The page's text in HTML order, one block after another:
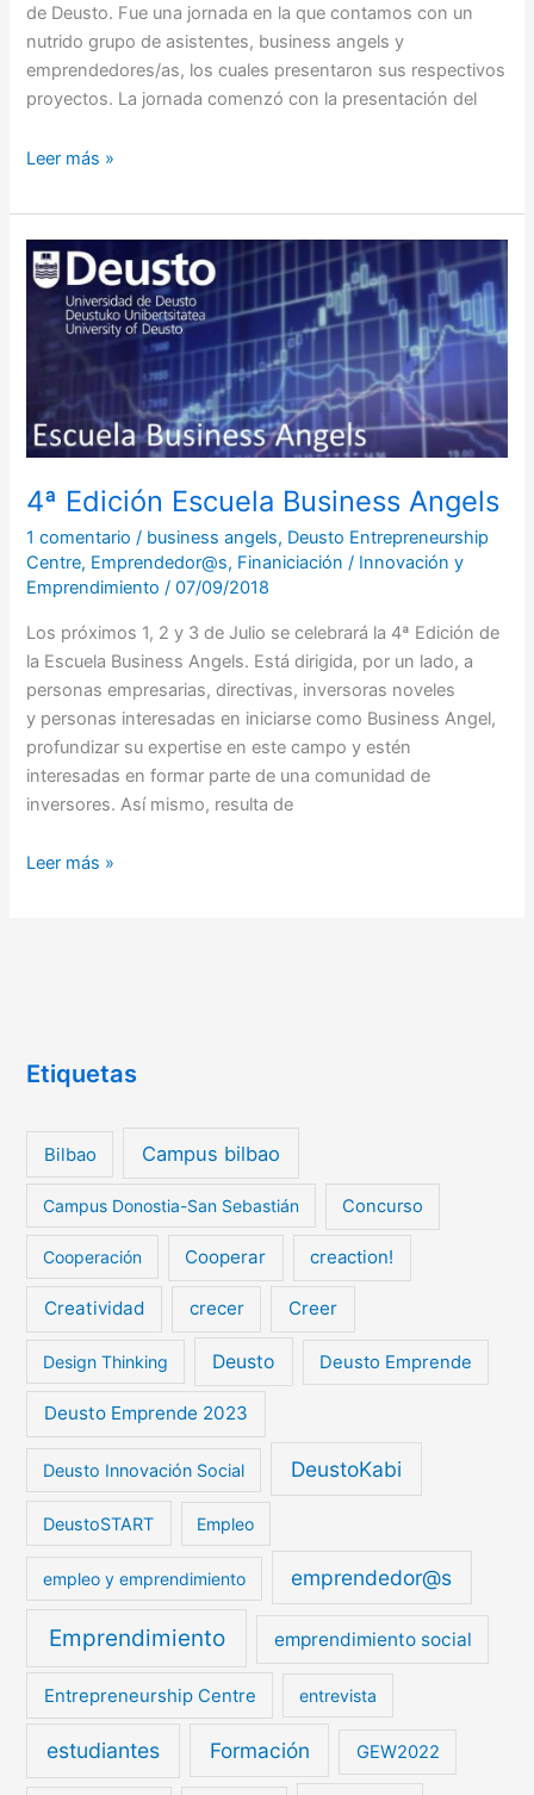
de Deusto. Fue una jornada en la que contamos con un
nutrido grupo de asistentes, business angels y
emprendedores/as, los cuales presentaron sus respectivos
proyectos. La jornada comenzó con la presentación del
Leer más »
4ª Edición Escuela Business Angels
1 comentario / business angels, Deusto Entrepreneurship
Centre, Emprendedor@s, Finaniciación / Innovación y
Emprendimiento/07/09/2018
Los próximos 1, 2 y 3 de Julio se celebrará la 4ª Edición de
la Escuela Business Angels. Está dirigida, por un lado, a
personas empresarias, directivas, inversoras noveles
y personas interesadas en iniciarse como Business Angel,
profundizar su expertise en este campo y estén
interesadas en formar parte de una comunidad de
inversores. Así mismo, resulta de
4ª
Edición
Escuela
Business
Leer más »
Etiquetas
Bilbao Campus bilbao
Campus Donostia-San Sebastián Concurso
Cooperación Cooperar creaction!
Creatividad crecer Creer
Design Thinking Deusto Deusto Emprende
Deusto Emprende 2023
Deusto Innovación Social DeustoKabi
DeustoSTART Empleo
empleo y emprendimiento emprendedor@s
Emprendimiento emprendimiento social
Entrepreneurship Centre entrevista
estudiantes Formación GEW2022